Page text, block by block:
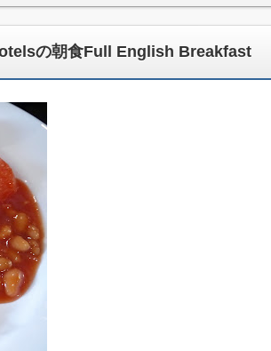
の朝食Full English Breakfast